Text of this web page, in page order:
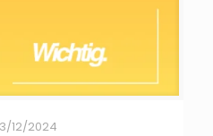
12/2024